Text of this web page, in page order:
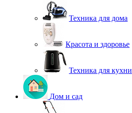
Техника для дома
Красота и здоровье
Техника для кухни
Дом и сад